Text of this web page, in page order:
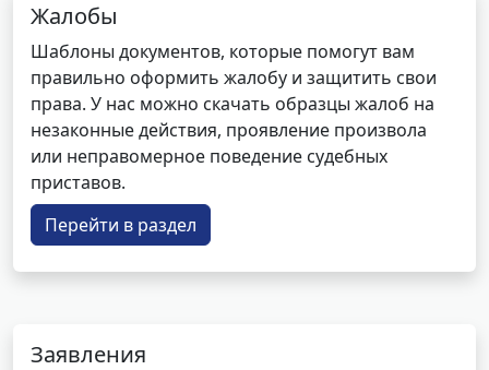
Жалобы
Шаблоны документов, которые помогут вам
правильно оформить жалобу и защитить свои
права. У нас можно скачать образцы жалоб на
незаконные действия, проявление произвола
или неправомерное поведение судебных
приставов.
Перейти в раздел
Заявления